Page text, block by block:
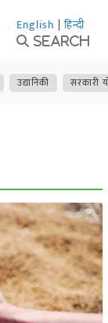
English | हिन्दी
Search
उद्यानिकी सरकारी